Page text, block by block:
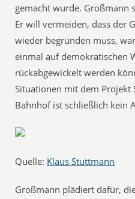
gemacht wurde. Großmann
Er will vermeiden, dass der
wieder begründen muss,
einmal auf demokratischen
rückabgewickelt werden
Situationen mit dem Projekt
Bahnhof ist schließlich kein
Quelle: Klaus Stuttmann
Großmann plädiert dafür,